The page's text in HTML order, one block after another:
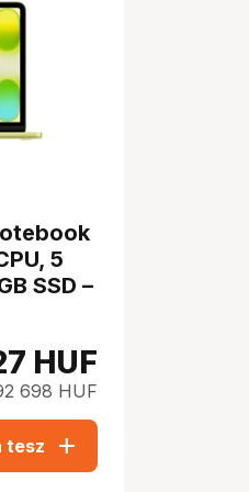
5
SSD –
HUF
698 HUF
tesz add